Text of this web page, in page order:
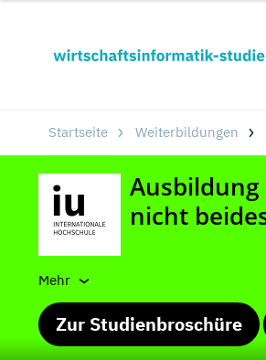
Startseite Weiterbildungen
Mehr
Zur Studienbroschüre